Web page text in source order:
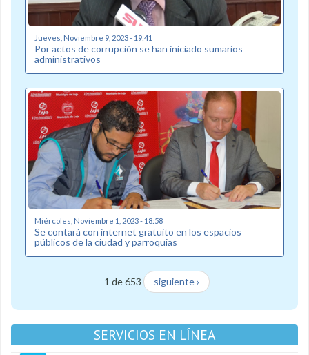
Jueves, Noviembre 9, 2023 - 19:41
Por actos de corrupción se han iniciado sumarios
administrativos
Miércoles, Noviembre 1, 2023 - 18:58
Se contará con internet gratuito en los espacios
públicos de la ciudad y parroquias
1 de 653 siguiente ›
SERVICIOS EN LÍNEA